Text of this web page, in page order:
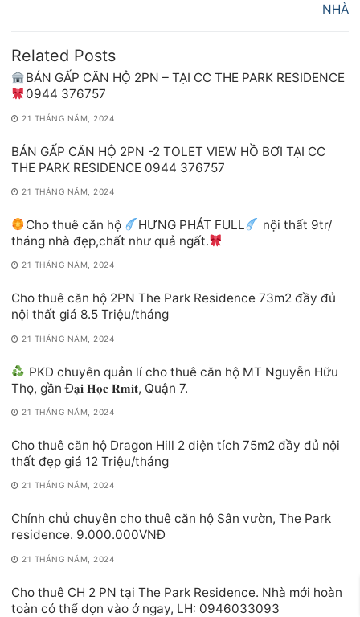
NHÀ
Related Posts
BÁN GẤP CĂN HỘ 2PN – TẠI CC THE PARK RESIDENCE
0944 376757
21 THÁNG NĂM, 2024
BÁN GẤP CĂN HỘ 2PN -2 TOLET VIEW HỒ BƠI TẠI CC
THE PARK RESIDENCE 0944 376757
21 THÁNG NĂM, 2024
Cho thuê căn hộ HƯNG PHÁT FULL
nội thất 9tr/
tháng nhà đẹp,chất như quả ngất.
21 THÁNG NĂM, 2024
Cho thuê căn hộ 2PN The Park Residence 73m2 đầy đủ
nội thất giá 8.5 Triệu/tháng
21 THÁNG NĂM, 2024
PKD chuyên quản lí cho thuê căn hộ MT Nguyễn Hữu
Thọ, gần Đ𝐚̣𝐢 𝐇𝐨̣𝐜 𝐑𝐦𝐢𝐭, Quận 7.
21 THÁNG NĂM, 2024
Cho thuê căn hộ Dragon Hill 2 diện tích 75m2 đầy đủ nội
thất đẹp giá 12 Triệu/tháng
21 THÁNG NĂM, 2024
Chính chủ chuyên cho thuê căn hộ Sân vườn, The Park
residence. 9.000.000VNĐ
21 THÁNG NĂM, 2024
Cho thuê CH 2 PN tại The Park Residence. Nhà mới hoàn
toàn có thể dọn vào ở ngay, LH: 0946033093